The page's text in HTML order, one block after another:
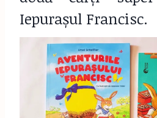
Iepurașul Francisc.